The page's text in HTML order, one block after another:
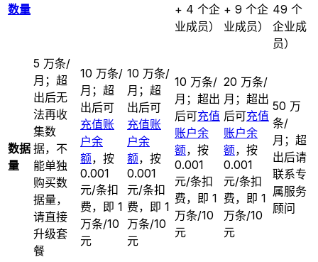
数量
+ 4 个企
业成员）
+ 9 个企
业成员）
49 个
企业成
员）
数据
量
5 万条/
月；超
出后无
法再收
集数
据，不
能单独
购买数
据量，
请直接
升级套
餐
10 万条/
月；超
出后可
充值账
户余
额，按
0.001
元/条扣
费，即 1
万条/10
元
10 万条/
月；超
出后可
充值账
户余
额，按
0.001
元/条扣
费，即 1
万条/10
元
10 万条/
月；超出
后可充值
账户余
额，按
0.001
元/条扣
费，即 1
万条/10
元
20 万条/
月；超出
后可充值
账户余
额，按
0.001
元/条扣
费，即 1
万条/10
元
50 万
条/
月；超
出后请
联系专
属服务
顾问